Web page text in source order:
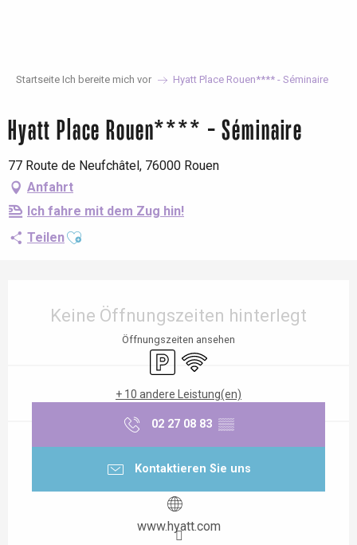
Startseite Ich bereite mich vor Hyatt Place Rouen**** - Séminaire
Hyatt Place Rouen**** - Séminaire
77 Route de Neufchâtel, 76000 Rouen
Anfahrt
Ich fahre mit dem Zug hin!
TeilenAjouter aux favoris
Keine Öffnungszeiten hinterlegt
Öffnungszeiten ansehen
Parkplatz
Wi-Fi
+ 10 andere Leistung(en)
02 27 08 83 ▒▒
Kontaktieren Sie uns
www.hyatt.com